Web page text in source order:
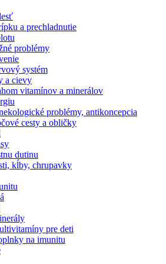
a prechladnutie
problémy
systém
a cievy
vitamínov a minerálov
problémy, antikoncepcia
cesty a obličky
dutinu
kĺby, chrupavky
pre deti
na imunitu